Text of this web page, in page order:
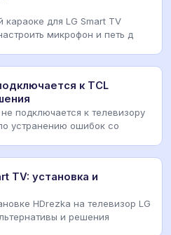
для LG Smart TV
микрофон и петь д
к TCL
подключается к телевизору
устранению ошибок со
TV: установка и
HDrezka на телевизор LG
и решения